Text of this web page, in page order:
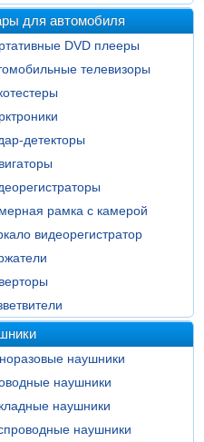
для автомобиля
DVD плееры
телевизоры
детекторы
рамка с камерой
видеорегистратор
наушники
наушники
наушники
наушники